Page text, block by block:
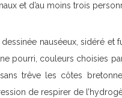
et d’au moins trois
nauséeux, sidéré et
pourri, couleurs choisies
trêve les côtes
de respirer de